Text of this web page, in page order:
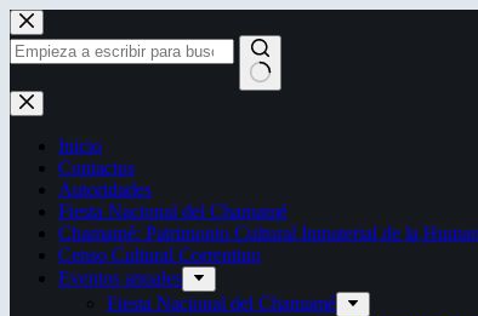
Saltar
al
contenido
Sin
resultados
Inicio
Contactos
Autoridades
Fiesta Nacional del Chamamé
Chamamé: Patrimonio Cultural Inmaterial de la
Censo Cultural Correntino
Eventos anuales
Fiesta Nacional del Chamamé